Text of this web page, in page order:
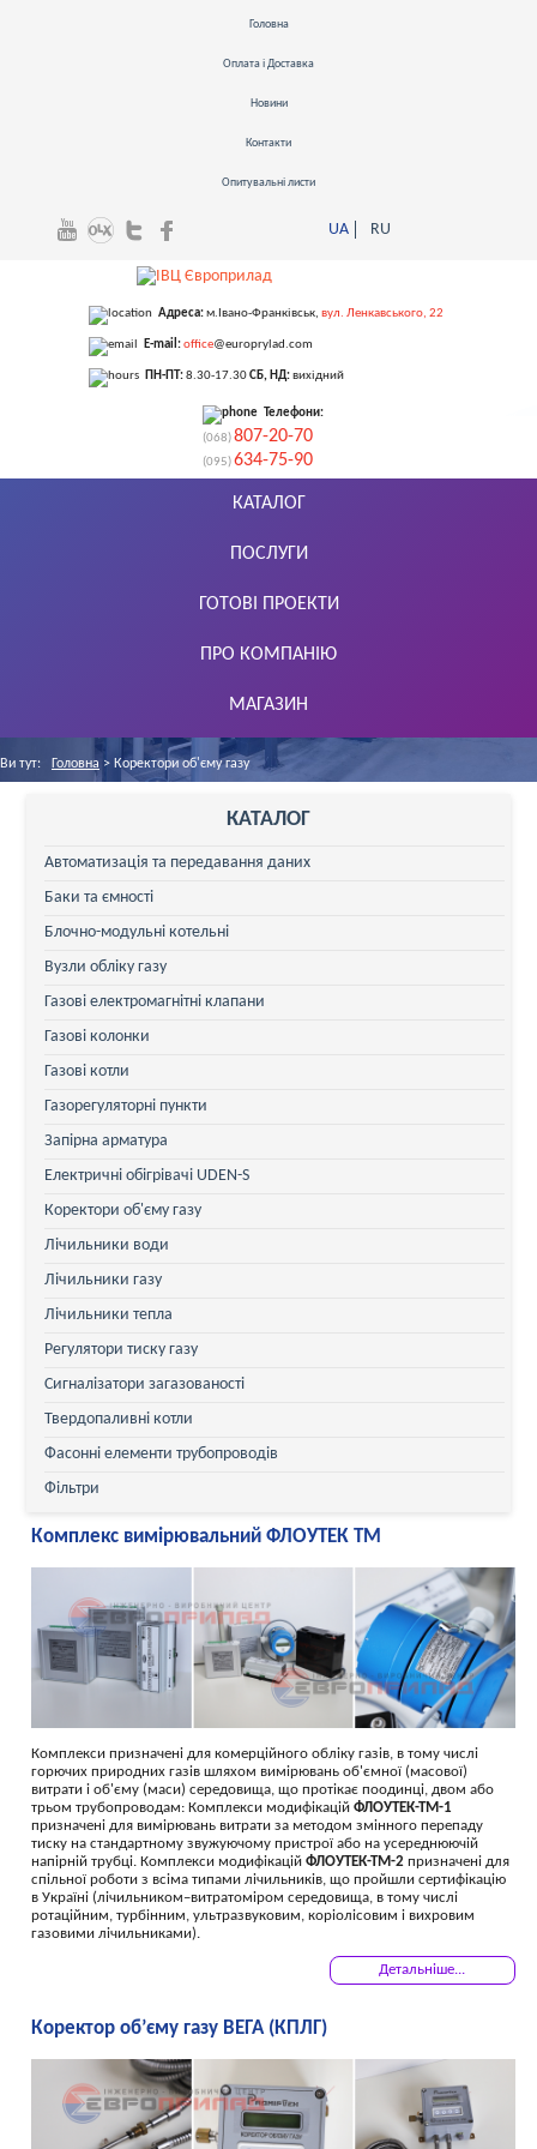
Головна
Оплата і Доставка
Новини
Контакти
Опитувальні листи
UA RU
Адреса:м.Івано-Франківськ, вул. Ленкавського, 22
E-mail:office@europrylad.com
ПН-ПТ:8.30-17.30СБ, НД:вихідний
Телефони:
(068)807-20-70
(095)634-75-90
КАТАЛОГ
ПОСЛУГИ
ГОТОВІ ПРОЕКТИ
ПРО КОМПАНІЮ
МАГАЗИН
Ви тут: Головна > Коректори об'єму газу
КАТАЛОГ
Автоматизація та передавання даних
Баки та ємності
Блочно-модульні котельні
Вузли обліку газу
Газові електромагнітні клапани
Газові колонки
Газові котли
Газорегуляторні пункти
Запірна арматура
Електричні обігрівачі UDEN-S
Коректори об'єму газу
Лічильники води
Лічильники газу
Лічильники тепла
Регулятори тиску газу
Сигналізатори загазованості
Твердопаливні котли
Фасонні елементи трубопроводів
Фільтри
Комплекс вимірювальний ФЛОУТЕК ТМ
Комплекси призначені для комерційного обліку газів, в тому числі
горючих природних газів шляхом вимірювань об'ємної (масової)
витрати і об'єму (маси) середовища, що протікає поодинці, двом або
трьом трубопроводам: Комплекси модифікаційФЛОУТЕК-ТМ-1
призначені для вимірювань витрати за методом змінного перепаду
тиску на стандартному звужуючому пристрої або на усереднюючій
напірній трубці. Комплекси модифікаційФЛОУТЕК-ТМ-2 призначені для
спільної роботи з всіма типами лічильників, що пройшли сертифікацію
в Україні (лічильником–витратоміром середовища, в тому числі
ротаційним, турбінним, ультразвуковим, коріолісовим і вихровим
газовими лічильниками).
Детальніше...
Коректор об’єму газу ВЕГА (КПЛГ)